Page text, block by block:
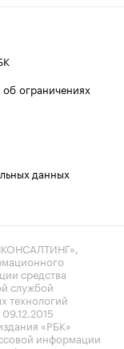
ограничениях
данных
средства
службой
технологий
«РБК»
информации